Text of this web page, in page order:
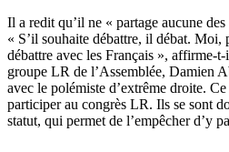
Il a redit qu’il ne « partage aucune
« S’il souhaite débattre, il débat. Moi,
débattre avec les Français », affirme-
groupe LR de l’Assemblée, Damien
avec le polémiste d’extrême droite.
participer au congrès LR. Ils se sont
statut, qui permet de l’empêcher d’y